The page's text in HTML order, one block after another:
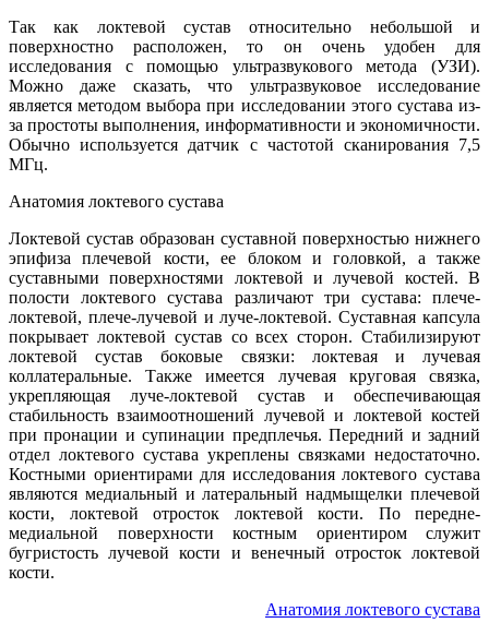
Так как локтевой сустав относительно небольшой и
поверхностно расположен, то он очень удобен для
исследования с помощью ультразвукового метода (УЗИ).
Можно даже сказать, что ультразвуковое исследование
является методом выбора при исследовании этого сустава из-
за простоты выполнения, информативности и экономичности.
Обычно используется датчик с частотой сканирования 7,5
МГц.
Анатомия локтевого сустава
Локтевой сустав образован суставной поверхностью нижнего
эпифиза плечевой кости, ее блоком и головкой, а также
суставными поверхностями локтевой и лучевой костей. В
полости локтевого сустава различают три сустава: плече-
локтевой, плече-лучевой и луче-локтевой. Суставная капсула
покрывает локтевой сустав со всех сторон. Стабилизируют
локтевой сустав боковые связки: локтевая и лучевая
коллатеральные. Также имеется лучевая круговая связка,
укрепляющая луче-локтевой сустав и обеспечивающая
стабильность взаимоотношений лучевой и локтевой костей
при пронации и супинации предплечья. Передний и задний
отдел локтевого сустава укреплены связками недостаточно.
Костными ориентирами для исследования локтевого сустава
являются медиальный и латеральный надмыщелки плечевой
кости, локтевой отросток локтевой кости. По передне-
медиальной поверхности костным ориентиром служит
бугристость лучевой кости и венечный отросток локтевой
кости.
Анатомия локтевого сустава